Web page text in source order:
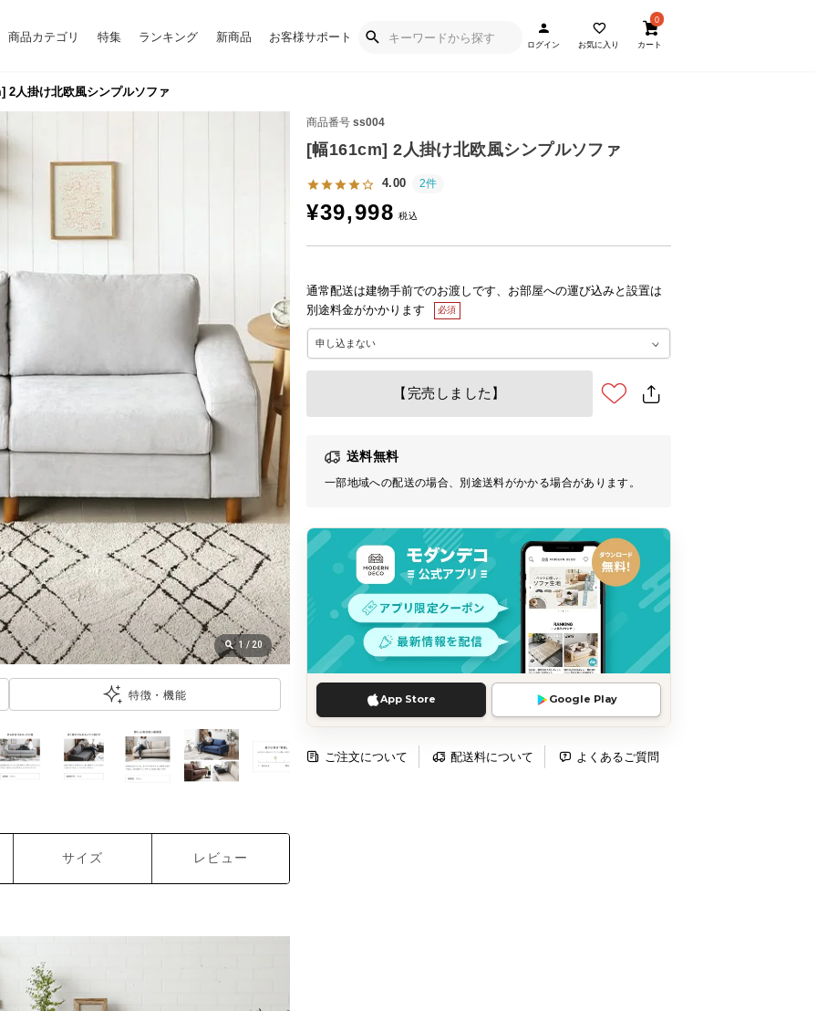
商品カテゴリ 特集 ランキング 新商品 お客様サポート
ログイン お気に入り
0
カート
2人掛け北欧風シンプルソファ
商品番号 ss004
[幅161cm] 2人掛け北欧風シンプルソファ
4.00 2件
¥39,998
通常配送は建物手前でのお渡しです、お部屋への運び込みと設置は
別途料金がかかります
【完売しました】
送料無料
一部地域への配送の場合、別途送料がかかる場合があります。
App Store Google Play
ご注文について 配送料について よくあるご質問
1 / 20
特徴・機能
サイズ レビュー